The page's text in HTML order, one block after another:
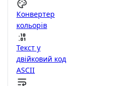
Конвертер
кольорів
Текст у
двійковий код
ASCII